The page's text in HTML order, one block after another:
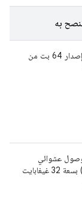
به
أحدث إصدار 64 بت من
عشوائي
(RAM) بسعة 32 غيغابايت